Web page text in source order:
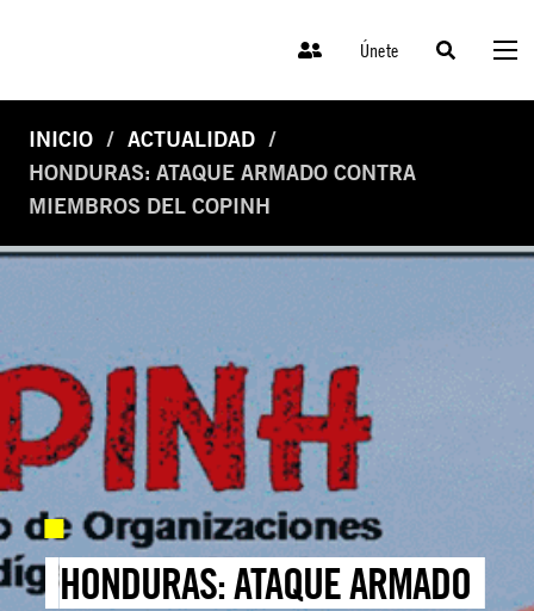
Únete
INICIO
ACTUALIDAD
HONDURAS: ATAQUE ARMADO CONTRA
MIEMBROS DEL COPINH
HONDURAS: ATAQUE ARMADO